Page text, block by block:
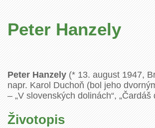
Peter Hanzely
Peter Hanzely(* 13. august 1947,
napr. Karol Duchoň (bol jeho
– „V slovenských dolinách“,
Životopis